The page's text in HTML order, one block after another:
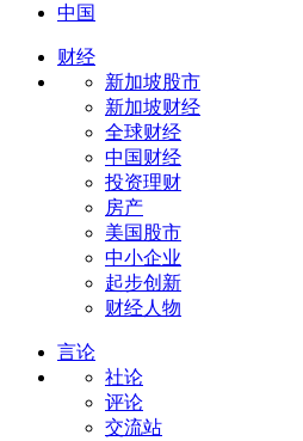
中国
财经
新加坡股市
新加坡财经
全球财经
中国财经
投资理财
房产
美国股市
中小企业
起步创新
财经人物
言论
社论
评论
交流站